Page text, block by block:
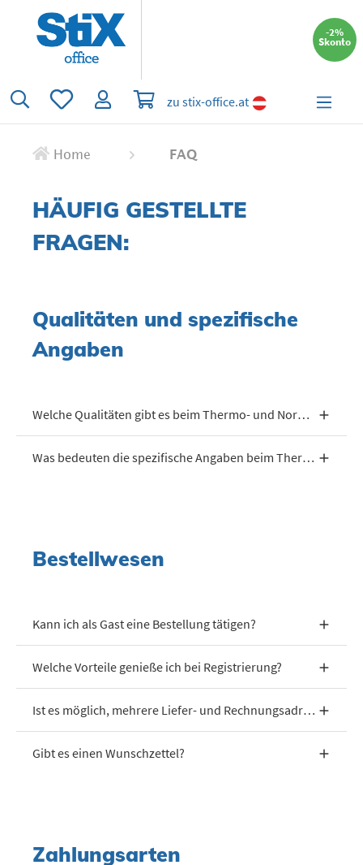
springen
-2%
Skonto
Du hast 0 Produkte auf dem Merkzettel
Warenkorb enthält 0 Positionen. Der
zu stix-office.at
Home FAQ
HÄUFIG GESTELLTE
FRAGEN:
Qualitäten und spezifische
Angaben
Welche Qualitäten gibt es beim Thermo- und Normalpapier?
Was bedeuten die spezifische Angaben beim Thermopapier?
Bestellwesen
Kann ich als Gast eine Bestellung tätigen?
Welche Vorteile genieße ich bei Registrierung?
Ist es möglich, mehrere Liefer- und Rechnungsadressen zu hinterlegen?
Gibt es einen Wunschzettel?
Zahlungsarten